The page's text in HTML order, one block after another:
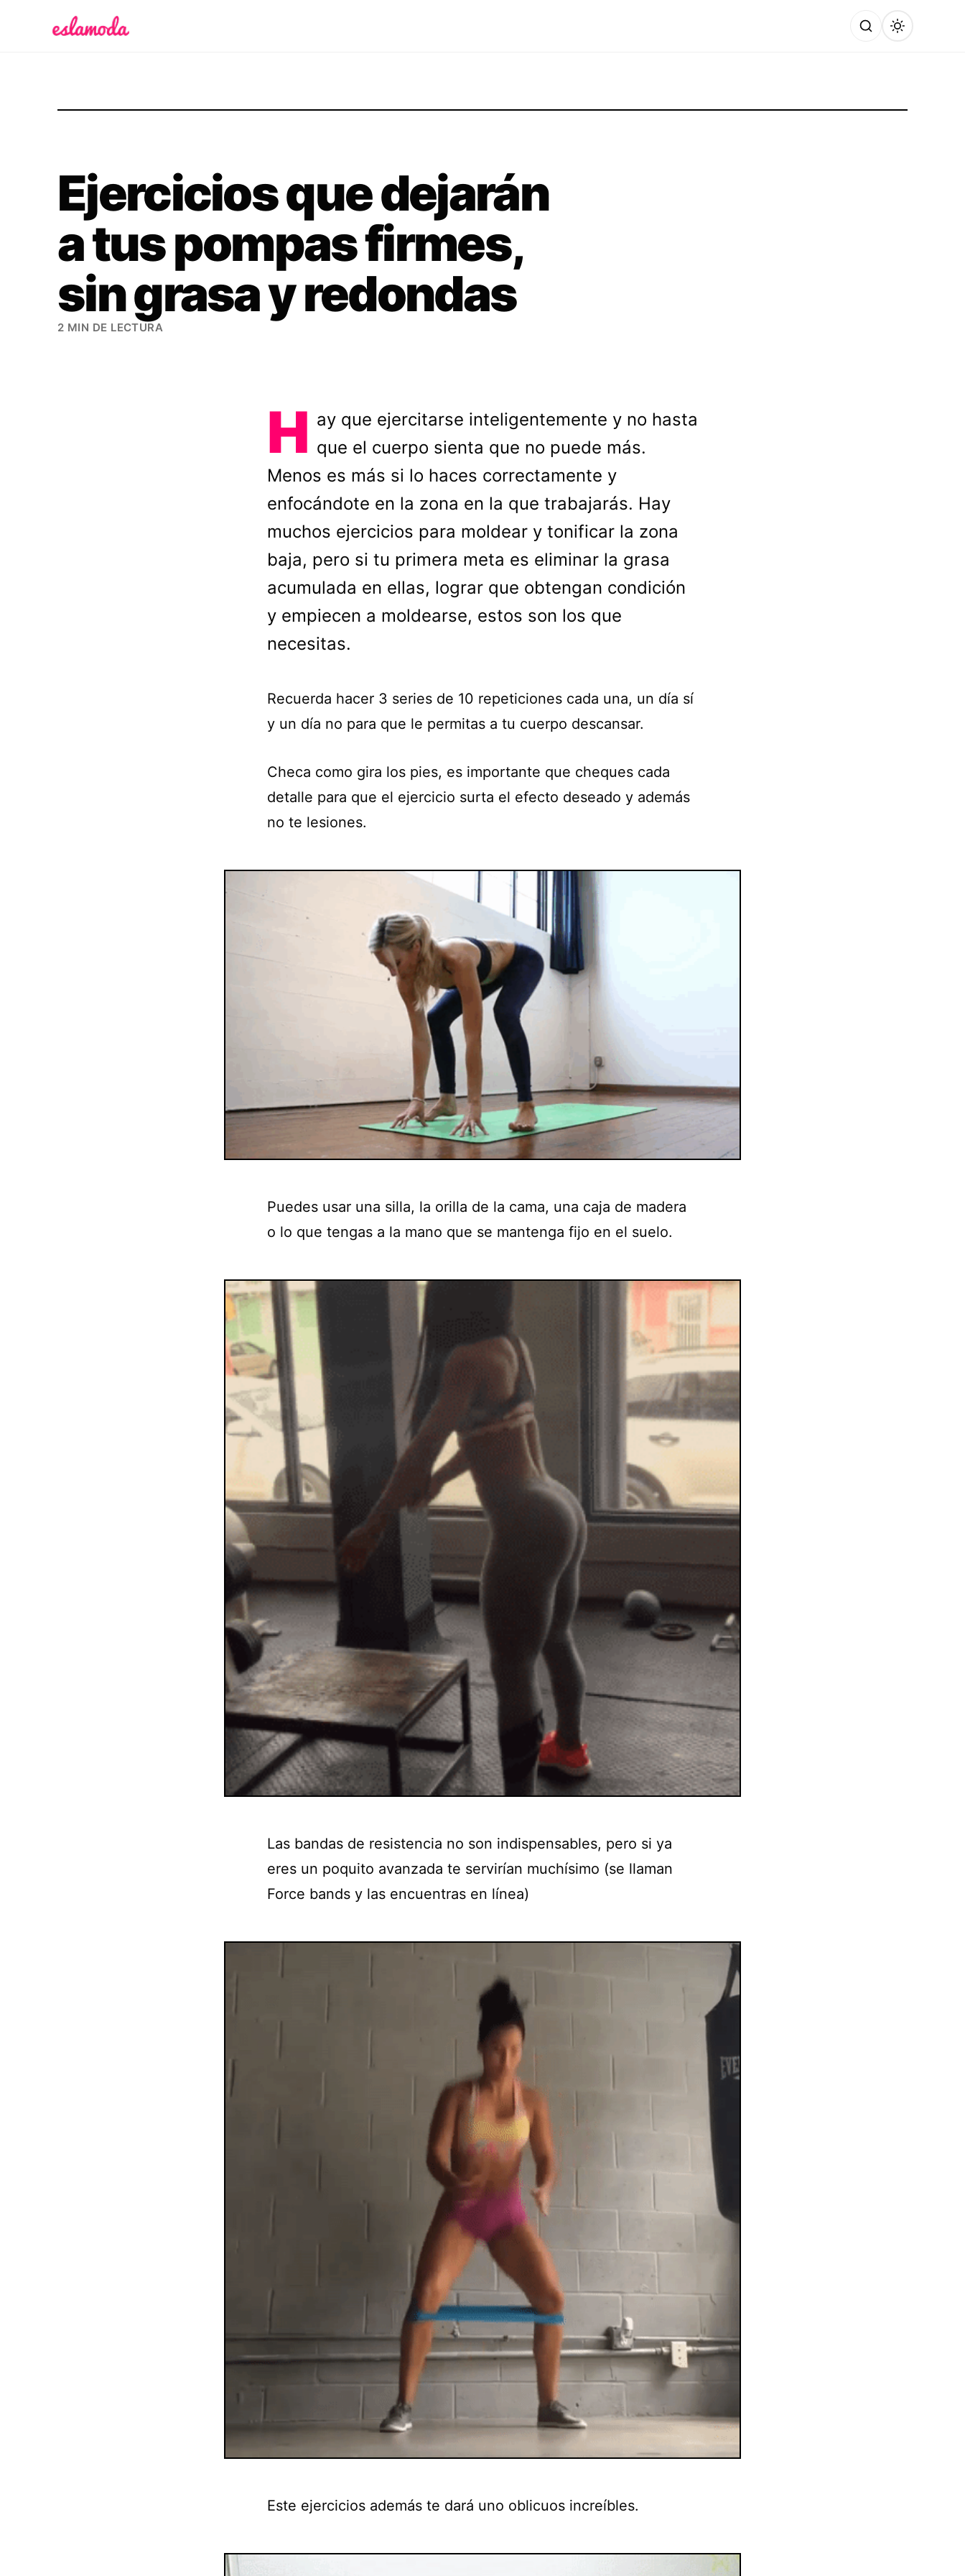
Ejercicios que dejarán
a tus pompas firmes,
sin grasa y redondas
2 MIN DE LECTURA
H ay que ejercitarse inteligentemente y no hasta
que el cuerpo sienta que no puede más.
Menos es más si lo haces correctamente y
enfocándote en la zona en la que trabajarás. Hay
muchos ejercicios para moldear y tonificar la zona
baja, pero si tu primera meta es eliminar la grasa
acumulada en ellas, lograr que obtengan condición
y empiecen a moldearse, estos son los que
necesitas.
Recuerda hacer 3 series de 10 repeticiones cada una, un día sí
y un día no para que le permitas a tu cuerpo descansar.
Checa como gira los pies, es importante que cheques cada
detalle para que el ejercicio surta el efecto deseado y además
no te lesiones.
Puedes usar una silla, la orilla de la cama, una caja de madera
o lo que tengas a la mano que se mantenga fijo en el suelo.
Las bandas de resistencia no son indispensables, pero si ya
eres un poquito avanzada te servirían muchísimo (se llaman
Force bands y las encuentras en línea)
Este ejercicios además te dará uno oblicuos increíbles.